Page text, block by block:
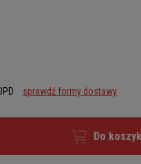
sprawdź formy dostawy
Do